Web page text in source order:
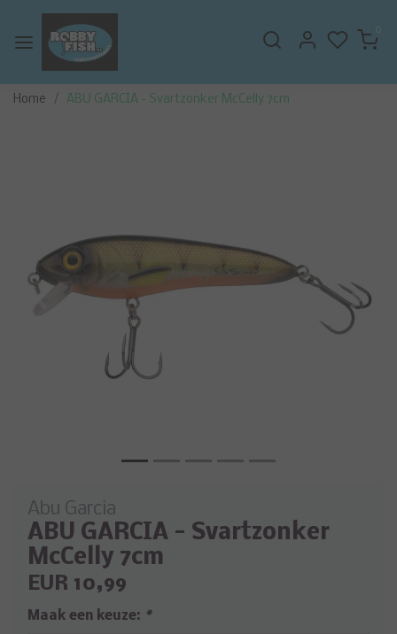
0
Home ABU GARCIA - Svartzonker McCelly 7cm
Abu Garcia
ABU GARCIA - Svartzonker
McCelly 7cm
EUR 10,99
Maak een keuze: *